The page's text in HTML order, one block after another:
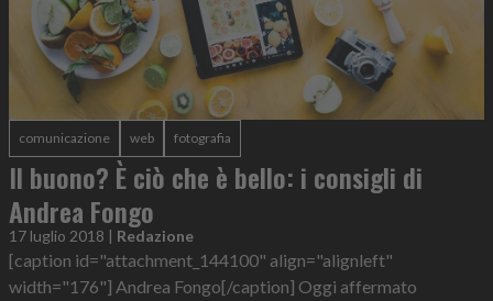
comunicazione web fotografia
Il buono? È ciò che è bello: i consigli di
Andrea Fongo
17 luglio 2018 | Redazione
[caption id="attachment_144100" align="alignleft"
width="176"] Andrea Fongo[/caption] Oggi affermato